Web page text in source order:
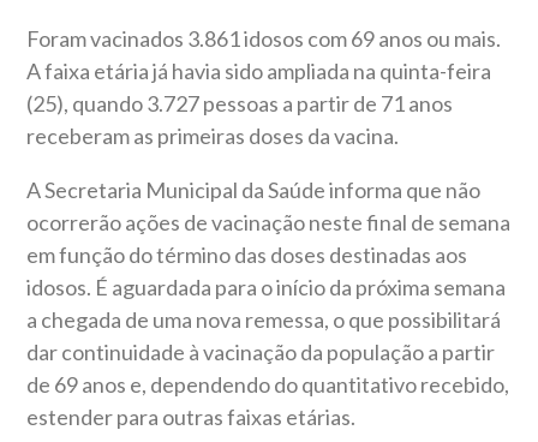
Foram vacinados 3.861 idosos com 69 anos ou mais.
A faixa etária já havia sido ampliada na quinta-feira
(25), quando 3.727 pessoas a partir de 71 anos
receberam as primeiras doses da vacina.
A Secretaria Municipal da Saúde informa que não
ocorrerão ações de vacinação neste final de semana
em função do término das doses destinadas aos
idosos. É aguardada para o início da próxima semana
a chegada de uma nova remessa, o que possibilitará
dar continuidade à vacinação da população a partir
de 69 anos e, dependendo do quantitativo recebido,
estender para outras faixas etárias.